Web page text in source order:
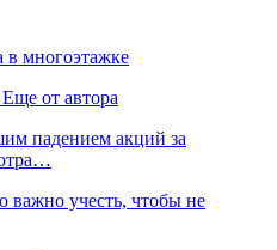
в многоэтажке
Еще от автора
падением акций за
важно учесть, чтобы не